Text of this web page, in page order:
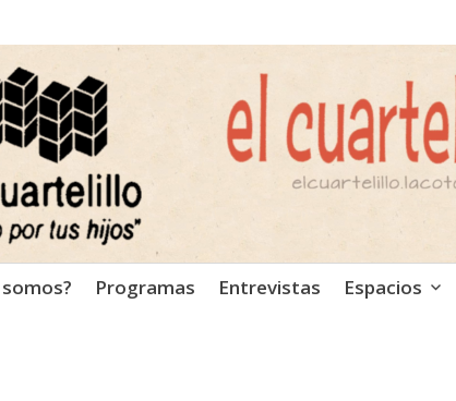
de radio de música independiente. Podcast
Programas Entrevistas Espacios